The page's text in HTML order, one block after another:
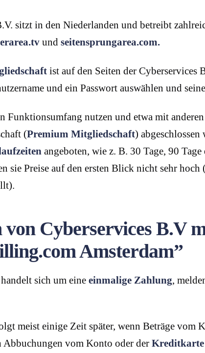
sitzt in den Niederlanden und betreibt
und seitensprungarea.com.
ist auf den Seiten der
und ein Passwort auswählen und
Funktionsumfang nutzen und etwa mit
(Premium Mitgliedschaft)
angeboten, wie z. B. 30 Tage, 90
sie Preise auf den ersten Blick nicht sehr
von Cyberservices B.V
Amsterdam”
sich um eine einmalige Zahlung,
meist einige Zeit später, wenn Beträge vom
Abbuchungen vom Konto oder der Kreditkarte